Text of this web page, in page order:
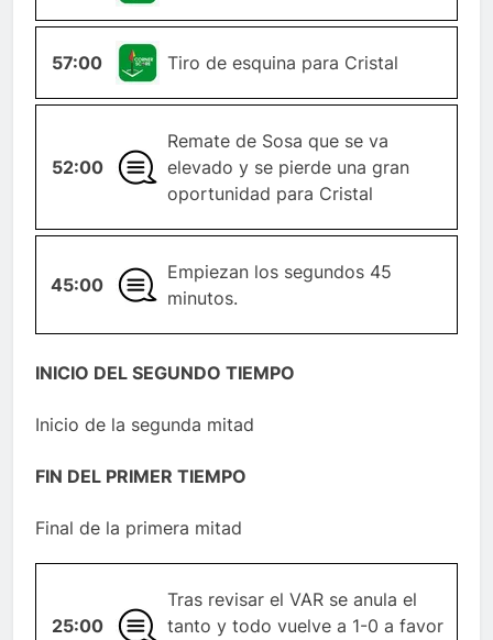
57:00ESQUINATiro de esquina para Cristal
52:00GENERAL
Remate de Sosa que se va
elevado y se pierde una gran
oportunidad para Cristal
45:00GENERAL
Empiezan los segundos 45
minutos.
INICIO DEL SEGUNDO TIEMPO
Inicio de la segunda mitad
FIN DEL PRIMER TIEMPO
Final de la primera mitad
25:00GENERAL
Tras revisar el VAR se anula el
tanto y todo vuelve a 1-0 a favor